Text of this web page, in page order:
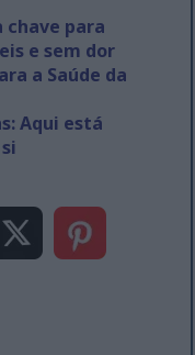
chave para
e sem dor
a Saúde da
Aqui está